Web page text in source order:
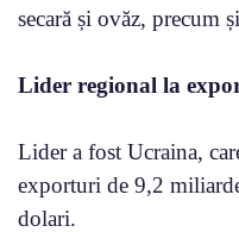
secară și ovăz, precum
Lider regional la
Lider a fost Ucraina,
exporturi de 9,2
dolari.